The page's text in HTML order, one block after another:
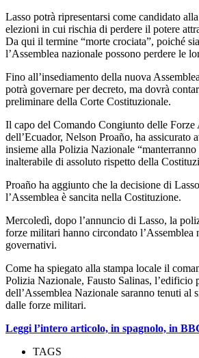
Lasso potrà ripresentarsi come candidato
elezioni in cui rischia di perdere il potere
Da qui il termine “morte crociata”, poiché
l’Assemblea nazionale possono perdere le
Fino all’insediamento della nuova
potrà governare per decreto, ma dovrà
preliminare della Corte Costituzionale.
Il capo del Comando Congiunto delle Forze
dell’Ecuador, Nelson Proaño, ha assicurato
insieme alla Polizia Nazionale
inalterabile di assoluto rispetto della
Proaño ha aggiunto che la decisione di
l’Assemblea è sancita nella Costituzione.
Mercoledì, dopo l’annuncio di Lasso, la
forze militari hanno circondato l’Assemblea
governativi.
Come ha spiegato alla stampa locale il
Polizia Nazionale, Fausto Salinas, l’edificio
dell’Assemblea Nazionale saranno tenuti al
dalle forze militari.
Leggi l’intero articolo, in spagnolo, in
TAGS